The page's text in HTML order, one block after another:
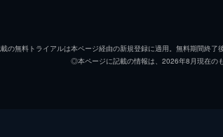
キース
の無料トライアルは本ページ経由の新規登録に適用。無料期間終了
◎本ページに記載の情報は、2026年8月現在のも